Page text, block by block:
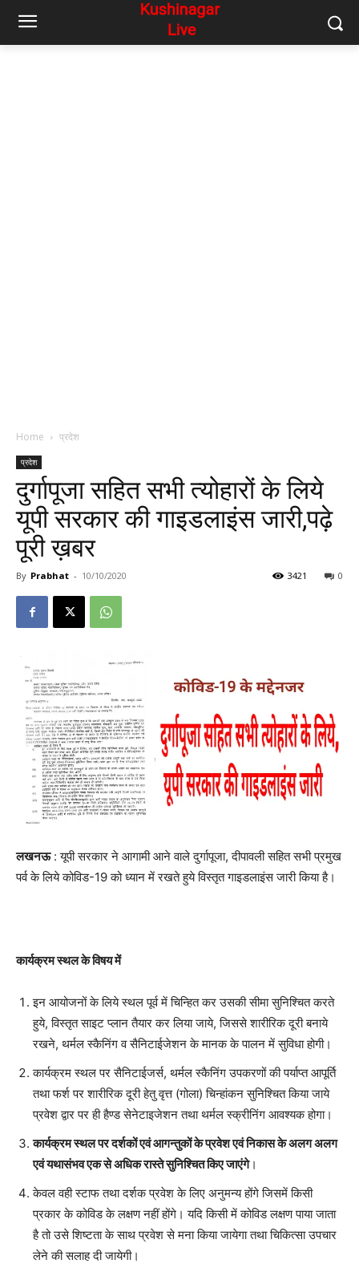
Home प्रदेश
प्रदेश
दुर्गापूजा सहित सभी त्योहारों के लिये
यूपी सरकार की गाइडलाइंस जारी,पढ़े
पूरी ख़बर
By Prabhat - 10/10/2020 0
3421
लखनऊ: यूपी सरकार ने आगामी आने वाले दुर्गापूजा, दीपावली सहित सभी प्रमुख
पर्व के लिये कोविड-19 को ध्यान में रखते हुये विस्तृत गाइडलाइंस जारी किया है।
कार्यक्रम स्थल के विषय में
इन आयोजनों के लिये स्थल पूर्व में चिन्हित कर उसकी सीमा सुनिश्चित करते
हुये, विस्तृत साइट प्लान तैयार कर लिया जाये, जिससे शारीरिक दूरी बनाये
रखने, थर्मल स्कैनिंग व सैनिटाईजेशन के मानक के पालन में सुविधा होगी।
कार्यक्रम स्थल पर सैनिटाईजर्स, थर्मल स्कैनिंग उपकरणों की पर्याप्त आपूर्ति
तथा फर्श पर शारीरिक दूरी हेतु वृत्त (गोला) चिन्हांकन सुनिश्चित किया जाये
प्रवेश द्वार पर ही हैण्ड सेनेटाइजेशन तथा थर्मल स्क्रीनिंग आवश्यक होगा।
कार्यक्रम स्थल पर दर्शकों एवं आगन्तुकों के प्रवेश एवं निकास के अलग अलग
एवं यथासंभव एक से अधिक रास्ते सुनिश्चित किए जाएंगे।
केवल वही स्टाफ तथा दर्शक प्रवेश के लिए अनुमन्य होंगे जिसमें किसी
प्रकार के कोविड के लक्षण नहीं होंगे। यदि किसी में कोविड लक्षण पाया जाता
है तो उसे शिष्टता के साथ प्रवेश से मना किया जायेगा तथा चिकित्सा उपचार
लेने की सलाह दी जायेगी।